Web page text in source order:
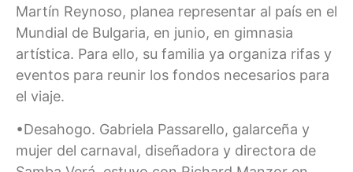
Martín Reynoso, planea representar al país en el
Mundial de Bulgaria, en junio, en gimnasia
artística. Para ello, su familia ya organiza rifas y
eventos para reunir los fondos necesarios para
el viaje.
•Desahogo. Gabriela Passarello, galarceña y
mujer del carnaval, diseñadora y directora de